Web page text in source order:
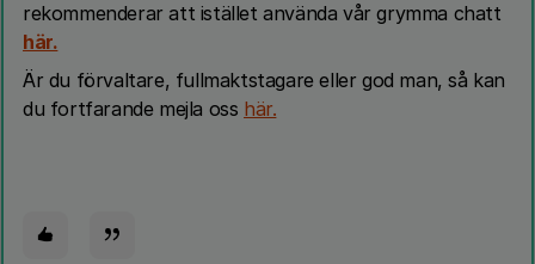
rekommenderar att istället använda vår grymma chatt
här.
Är du förvaltare, fullmaktstagare eller god man, så kan
du fortfarande mejla oss här.